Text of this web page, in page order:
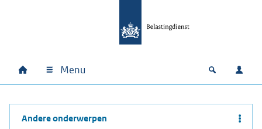
Hoofdnavigatie
Home Menu Open
Andere onderwerpen